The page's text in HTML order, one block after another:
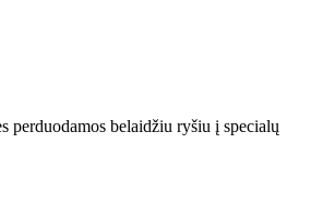
perduodamos belaidžiu ryšiu į specialų